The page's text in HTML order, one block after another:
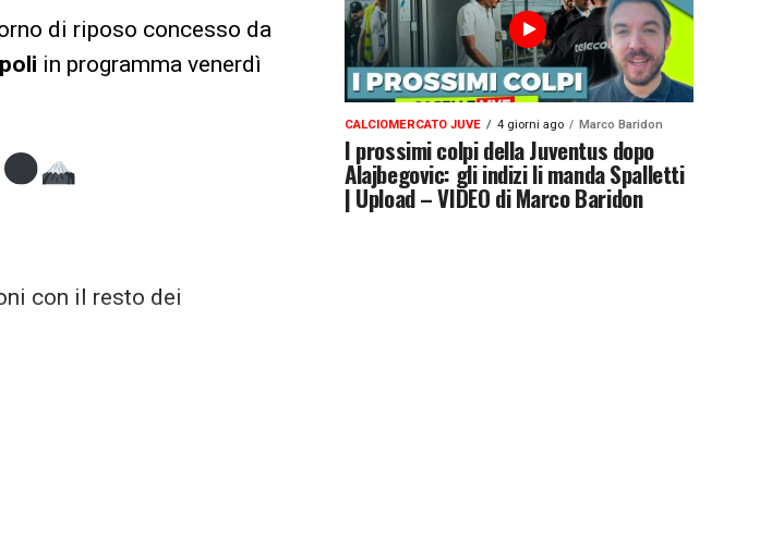
di riposo concesso da
in programma venerdì
con il resto dei
CALCIOMERCATO JUVE 4 giorni ago Marco Baridon
I prossimi colpi della Juventus dopo
Alajbegovic: gli indizi li manda Spalletti
| Upload – VIDEO di Marco Baridon